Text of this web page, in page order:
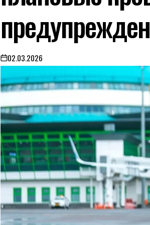
on02.03.2026